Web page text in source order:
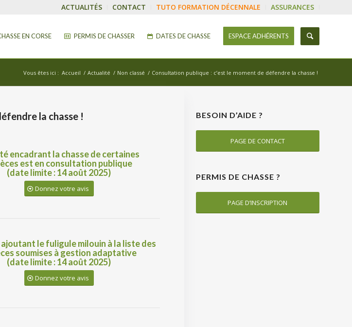
ACTUALITÉS CONTACT TUTO FORMATION DÉCENNALE ASSURANCES
EN CORSE PERMIS DE CHASSER DATES DE CHASSE ESPACE ADHÉRENTS
Vous êtes ici : Accueil / Actualité / Non classé / Consultation publique : c’est le moment de défendre la chasse !
la chasse !
encadrant la chasse de certaines
est en consultation publique
(date limite : 14 août 2025)
Donnez votre avis
le fuligule milouin à la liste des
soumises à gestion adaptative
(date limite : 14 août 2025)
Donnez votre avis
BESOIN D’AIDE ?
PAGE DE CONTACT
PERMIS DE CHASSE ?
PAGE D’INSCRIPTION